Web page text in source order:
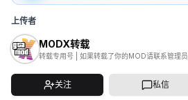
上传者
MODX转载
转载专用号 | 如果转载了你的MOD请联系管理员
关注 私信